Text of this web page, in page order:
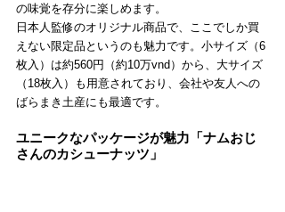
の味覚を存分に楽しめます。
日本人監修のオリジナル商品で、ここでしか買
えない限定品というのも魅力です。小サイズ（6
枚入）は約560円（約10万vnd）から、大サイズ
（18枚入）も用意されており、会社や友人への
ばらまき土産にも最適です。
ユニークなパッケージが魅力「ナムおじ
さんのカシューナッツ」